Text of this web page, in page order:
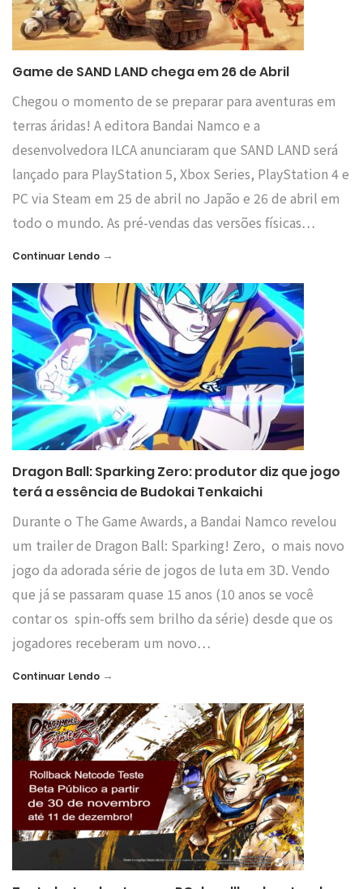
Game de SAND LAND chega em 26 de Abril
Chegou o momento de se preparar para aventuras em
terras áridas! A editora Bandai Namco e a
desenvolvedora ILCA anunciaram que SAND LAND será
lançado para PlayStation 5, Xbox Series, PlayStation 4 e
PC via Steam em 25 de abril no Japão e 26 de abril em
todo o mundo. As pré-vendas das versões físicas…
Continuar Lendo →
Dragon Ball: Sparking Zero: produtor diz que jogo
terá a essência de Budokai Tenkaichi
Durante o The Game Awards, a Bandai Namco revelou
um trailer de Dragon Ball: Sparking! Zero, o mais novo
jogo da adorada série de jogos de luta em 3D. Vendo
que já se passaram quase 15 anos (10 anos se você
contar os spin-offs sem brilho da série) desde que os
jogadores receberam um novo…
Continuar Lendo →